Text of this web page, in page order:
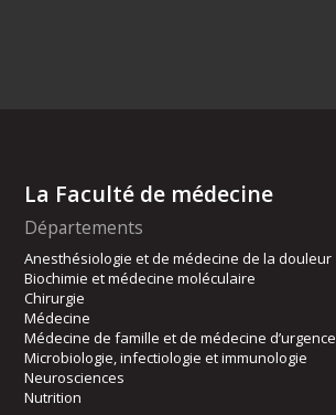
La Faculté de médecine
Départements
Anesthésiologie et de médecine de la douleur
Biochimie et médecine moléculaire
Chirurgie
Médecine
Médecine de famille et de médecine d’urgence
Microbiologie, infectiologie et immunologie
Neurosciences
Nutrition